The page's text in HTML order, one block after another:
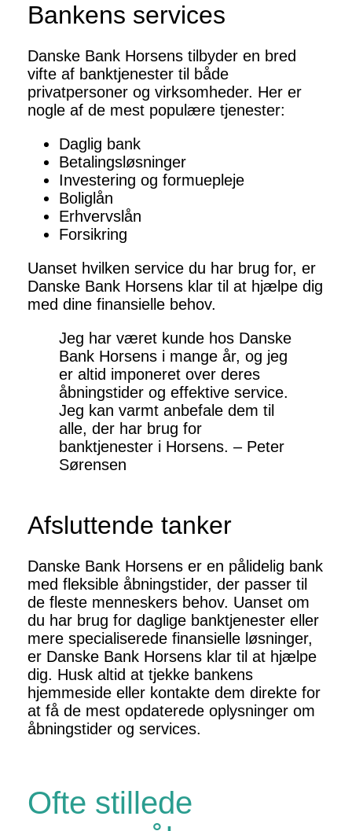
Bankens services
Danske Bank Horsens tilbyder en bred
vifte af banktjenester til både
privatpersoner og virksomheder. Her er
nogle af de mest populære tjenester:
Daglig bank
Betalingsløsninger
Investering og formuepleje
Boliglån
Erhvervslån
Forsikring
Uanset hvilken service du har brug for, er
Danske Bank Horsens klar til at hjælpe dig
med dine finansielle behov.
Jeg har været kunde hos Danske
Bank Horsens i mange år, og jeg
er altid imponeret over deres
åbningstider og effektive service.
Jeg kan varmt anbefale dem til
alle, der har brug for
banktjenester i Horsens. – Peter
Sørensen
Afsluttende tanker
Danske Bank Horsens er en pålidelig bank
med fleksible åbningstider, der passer til
de fleste menneskers behov. Uanset om
du har brug for daglige banktjenester eller
mere specialiserede finansielle løsninger,
er Danske Bank Horsens klar til at hjælpe
dig. Husk altid at tjekke bankens
hjemmeside eller kontakte dem direkte for
at få de mest opdaterede oplysninger om
åbningstider og services.
Ofte stillede